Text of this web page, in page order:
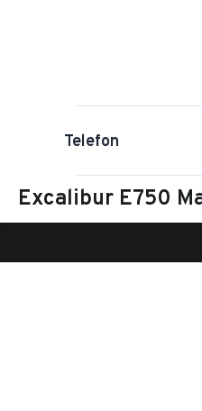
Telefon
Excalibur E750